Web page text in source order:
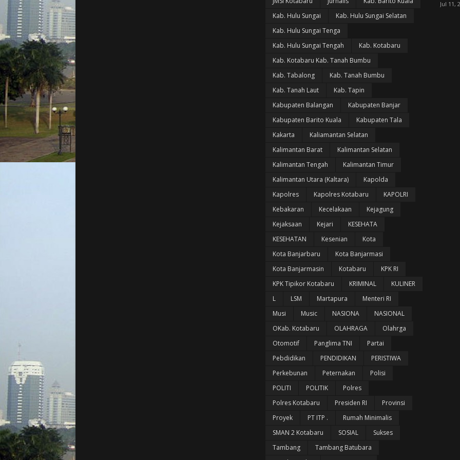
Kab. Hulu Sungai
Kab. Hulu Sungai Selatan
Kab. Hulu Sungai Tenga
Kab. Hulu Sungai Tengah
Kab. Kotabaru
Kab. Kotabaru Kab. Tanah Bumbu
Kab. Tabalong
Kab. Tanah Bumbu
Kab. Tanah Laut
Kab. Tapin
Kabupaten Balangan
Kabupaten Banjar
Kabupaten Barito Kuala
Kabupaten Tala
Kakarta
Kaliamantan Selatan
Kalimantan Barat
Kalimantan Selatan
Kalimantan Tengah
Kalimantan Timur
Kalimantan Utara (Kaltara)
Kapolda
Kapolres
Kapolres Kotabaru
KAPOLRI
Kebakaran
Kecelakaan
Kejagung
Kejaksaan
Kejari
KESEHATA
KESEHATAN
Kesenian
Kota
Kota Banjarbaru
Kota Banjarmasi
Kota Banjarmasin
Kotabaru
KPK RI
KPK Tipikor Kotabaru
KRIMINAL
KULINER
L
LSM Martapura
Menteri RI
Musi
Music NASIONA
NASIONAL
OKab. Kotabaru
OLAHRAGA
Olahrga
Otomotif
Panglima TNI
Partai
Pebdidikan
PENDIDIKAN
PERISTIWA
Perkebunan
Peternakan
Polisi
POLITI
POLITIK
Polres
Polres Kotabaru
Presiden RI
Provinsi
Proyek
PT ITP .
Rumah Minimalis
SMAN 2 Kotabaru
SOSIAL
Sukses
Tambang
Tambang Batubara
Jul 11,